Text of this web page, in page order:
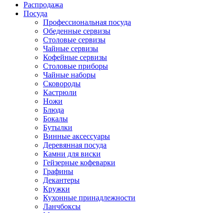
Распродажа
Посуда
Профессиональная посуда
Обеденные сервизы
Столовые сервизы
Чайные сервизы
Кофейные сервизы
Столовые приборы
Чайные наборы
Сковороды
Кастрюли
Ножи
Блюда
Бокалы
Бутылки
Винные аксессуары
Деревянная посуда
Камни для виски
Гейзерные кофеварки
Графины
Декантеры
Кружки
Кухонные принадлежности
Ланчбоксы